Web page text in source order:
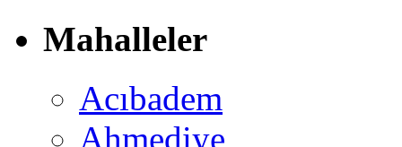
Mahalleler
Acıbadem
Ahmediye